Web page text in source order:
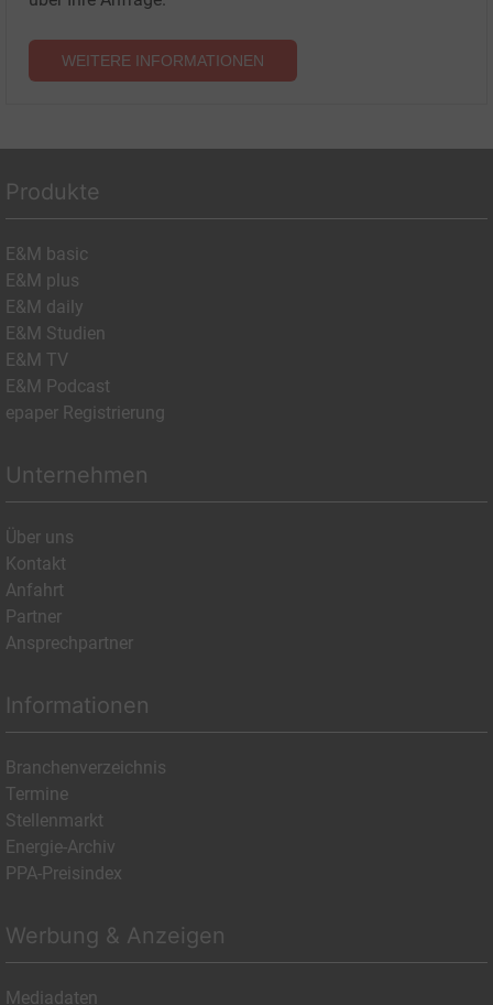
WEITERE INFORMATIONEN
Produkte
E&M basic
E&M plus
E&M daily
E&M Studien
E&M TV
E&M Podcast
epaper Registrierung
Unternehmen
Über uns
Kontakt
Anfahrt
Partner
Ansprechpartner
Informationen
Branchenverzeichnis
Termine
Stellenmarkt
Energie-Archiv
PPA-Preisindex
Werbung & Anzeigen
Mediadaten